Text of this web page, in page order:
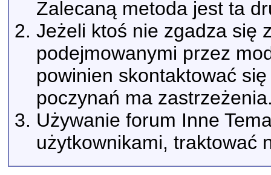
Zalecaną metoda jest ta
Jeżeli ktoś nie zgadza się
podejmowanymi przez
powinien skontaktować
poczynań ma
Używanie forum Inne
użytkownikami, traktować